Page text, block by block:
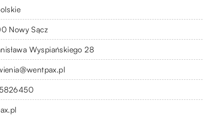
Nowy Sącz
Wyspiańskiego 28